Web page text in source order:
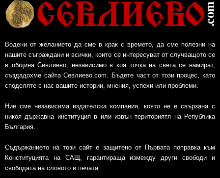
Водени от желанието да сме в крак с времето, да сме полезни на
нашите съграждани и всички, които се интересуват от случващото се
в община Севлиево, независимо в коя точка на света се намират,
създадохме сайта Севлиево.com. Бъдете част от този процес, като
споделяте с нас вашите истории, мнения, успехи или проблеми.
Ние сме независима издателска компания, която не е свързана с
никоя държавна институция в или извън териториятя на Република
България.
Съдържанието на този сайт е защитено от Първата поправка към
Конституцията на САЩ, гарантираща измежду други свободи и
свободата на словото и печата.